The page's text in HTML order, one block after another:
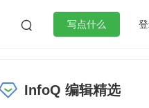
 写点什么
微服务架构 flutter
InfoQ 编辑精选